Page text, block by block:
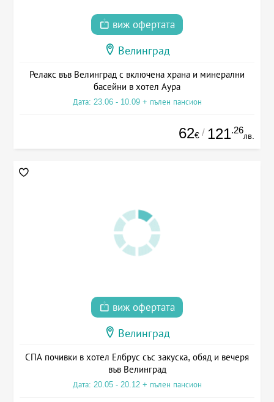
виж офертата
Велинград
Релакс във Велинград с включена храна и минерални
басейни в хотел Аура
Дата: 23.06 - 10.09 + пълен пансион
62€ / 121.26
лв.
виж офертата
Велинград
СПА почивки в хотел Елбрус със закуска, обяд и вечеря
във Велинград
Дата: 20.05 - 20.12 + пълен пансион